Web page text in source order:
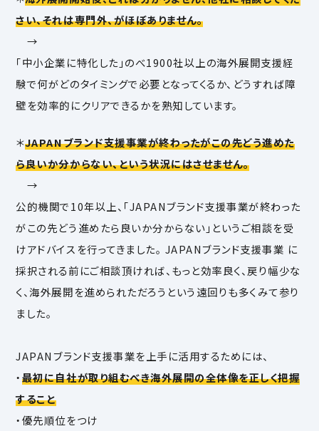
さい、それは専門外、がほぼありません。
→
「中小企業に特化した」のべ1900社以上の海外展開支援経
験で何がどのタイミングで必要となってくるか、どうすれば障
壁を効率的にクリアできるかを熟知しています。
＊JAPANブランド支援事業が終わったがこの先どう進めた
ら良いか分からない、という状況にはさせません。
→
公的機関で10年以上、「JAPANブランド支援事業が終わった
がこの先どう進めたら良いか分からない」というご相談を受
けアドバイスを行ってきました。 JAPANブランド支援事業 に
採択される前にご相談頂ければ、もっと効率良く、戻り幅少な
く、海外展開を進められただろうという遠回りも多くみて参り
ました。
JAPANブランド支援事業を上手に活用するためには、
・最初に自社が取り組むべき海外展開の全体像を正しく把握
すること
・優先順位をつけ